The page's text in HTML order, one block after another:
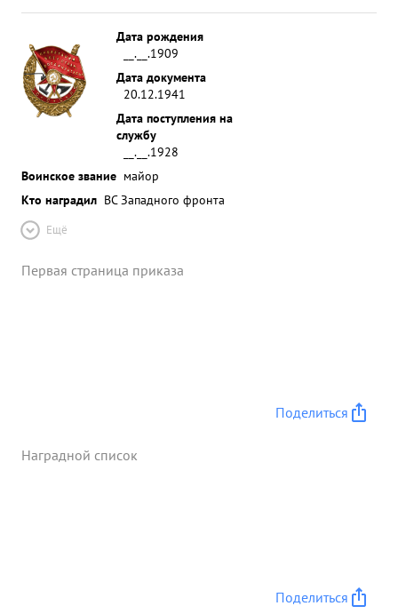
Дата рождения
__.__.1909
Дата документа
20.12.1941
Дата поступления на
службу
__.__.1928
Воинское звание майор
Кто наградил ВС Западного фронта
Ещё
Первая страница приказа
Поделиться
Наградной список
Поделиться